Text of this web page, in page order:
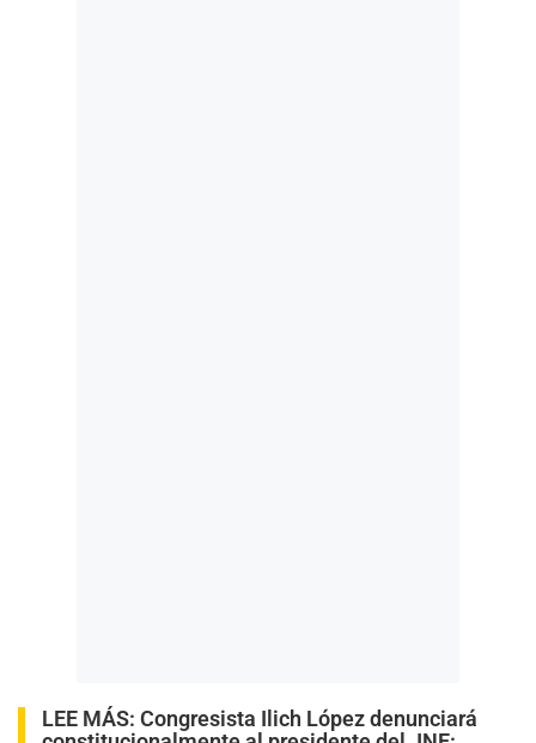
LEE MÁS: Congresista Ilich López denunciará